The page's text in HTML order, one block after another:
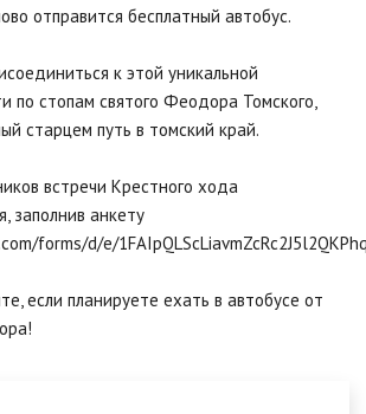
отправится бесплатный автобус.
к этой уникальной
по стопам святого Феодора Томского,
старцем путь в томский край.
встречи Крестного хода
заполнив анкету
forms/d/e/
если планируете ехать в автобусе от